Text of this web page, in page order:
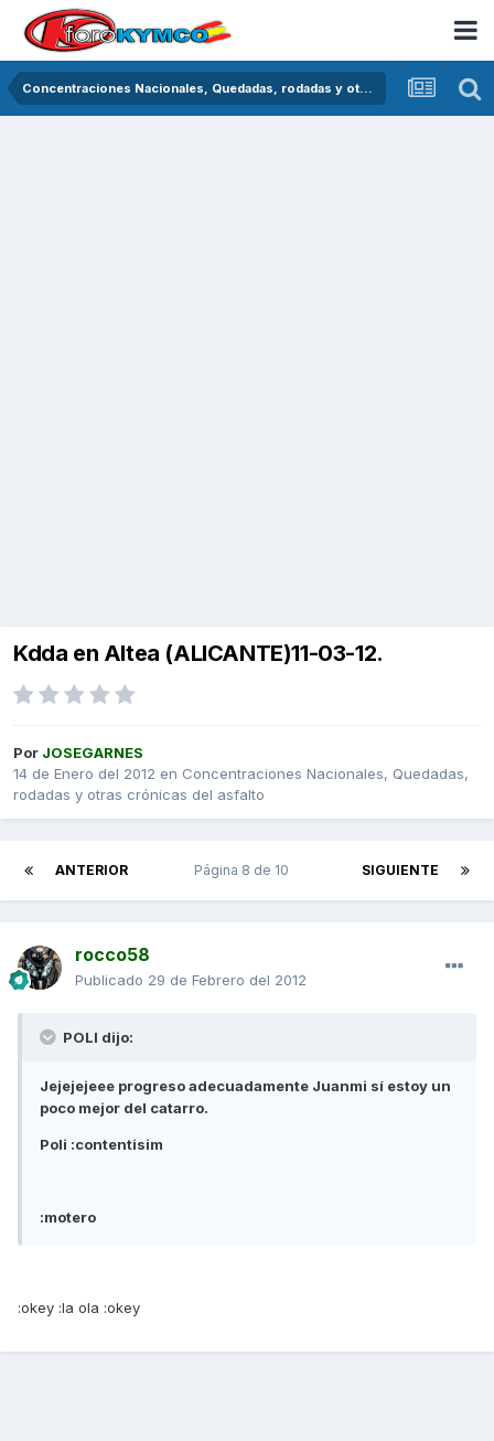
Concentraciones Nacionales, Quedadas, rodadas y otras crónicas del asfalto
Kdda en Altea (ALICANTE)11-03-12.
Por JOSEGARNES
14 de Enero del 2012 en Concentraciones Nacionales, Quedadas,
rodadas y otras crónicas del asfalto
ANTERIOR SIGUIENTE
Página 8 de 10
rocco58
Publicado 29 de Febrero del 2012
POLI dijo:
Jejejejeee progreso adecuadamente Juanmi sí estoy un
poco mejor del catarro.
Poli :contentisim
:motero
:okey :la ola :okey